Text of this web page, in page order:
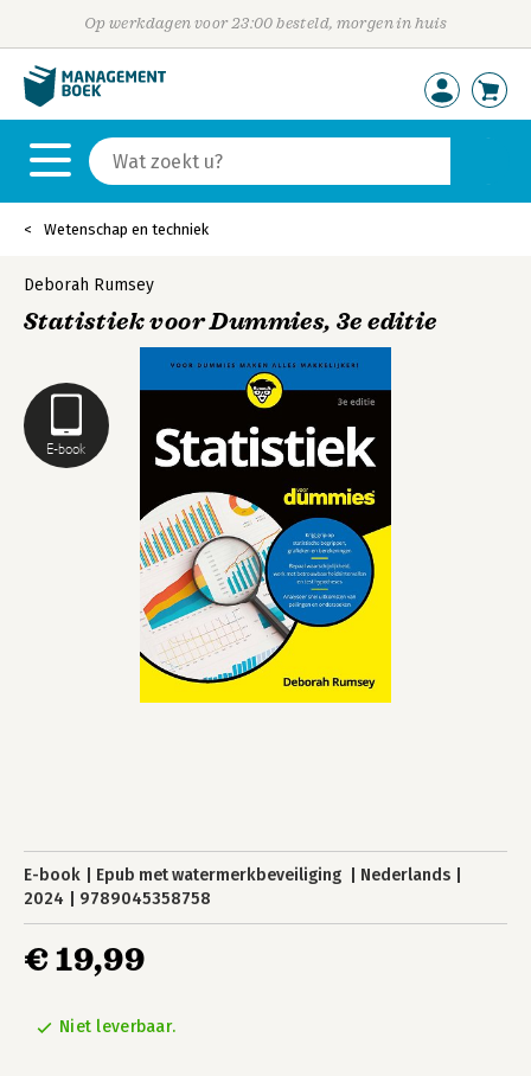
Op werkdagen voor 23:00 besteld, morgen in huis
Wetenschap en techniek
E-book
Deborah Rumsey
Statistiek voor Dummies, 3e editie
E-book Epub met watermerkbeveiliging
Nederlands
2024
9789045358758
€ 19,99
Niet leverbaar.